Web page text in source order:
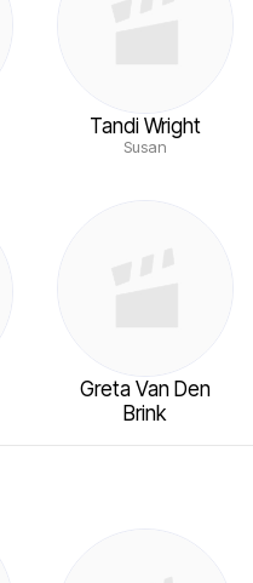
Tandi Wright
Susan
Greta Van Den
Brink